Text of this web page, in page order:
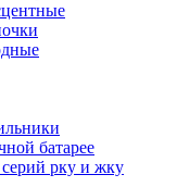
батарее
рку и жку